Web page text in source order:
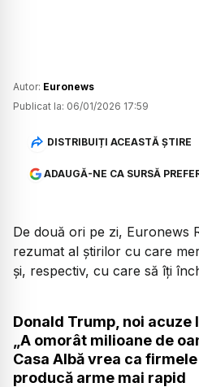
Autor: Euronews
Publicat la: 06/01/2026 17:59
DISTRIBUIȚI ACEASTĂ ȘTIRE
ADAUGĂ-NE CA SURSĂ
De două ori pe zi, Euronews
rezumat al știrilor cu care
și, respectiv, cu care să îți
Donald Trump, noi acuze
„A omorât milioane de
Casa Albă vrea ca
producă arme mai rapid